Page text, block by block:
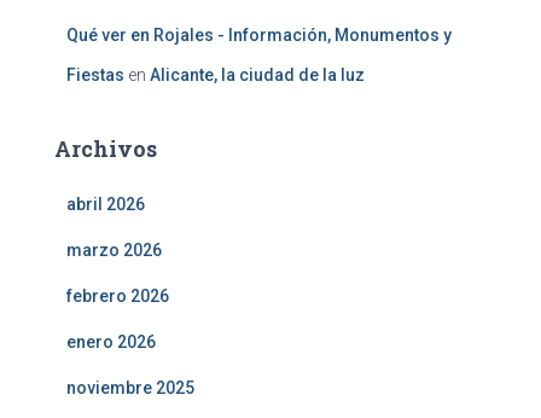
Qué ver en Rojales - Información, Monumentos y
Fiestas en Alicante, la ciudad de la luz
Archivos
abril 2026
marzo 2026
febrero 2026
enero 2026
noviembre 2025